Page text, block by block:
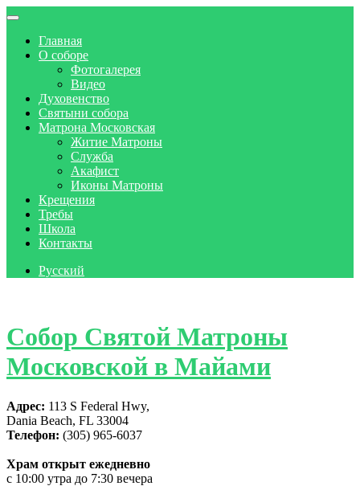
Главная
О соборе
Фотогалерея
Видео
Духовенство
Святыни собора
Матрона Московская
Житие Матроны
Служба
Акафист
Иконы Матроны
Крещения
Требы
Школа
Контакты
Русский
Собор Святой Матроны
Московской в Майами
Адрес: 113 S Federal Hwy,
Dania Beach, FL 33004
Телефон: (305) 965-6037
Храм открыт ежедневно
с 10:00 утра до 7:30 вечера